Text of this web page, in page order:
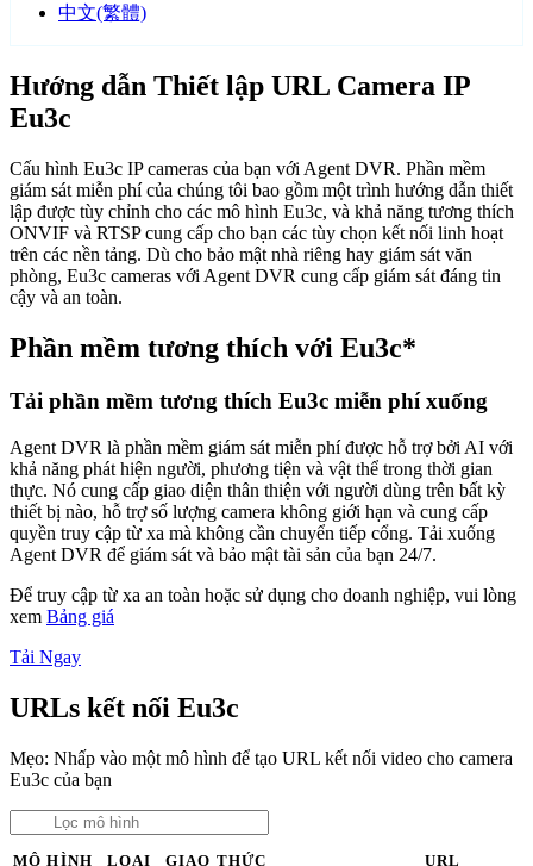
中文(繁體)
Hướng dẫn Thiết lập URL Camera IP
Eu3c
Cấu hình Eu3c IP cameras của bạn với Agent DVR. Phần mềm
giám sát miễn phí của chúng tôi bao gồm một trình hướng dẫn thiết
lập được tùy chỉnh cho các mô hình Eu3c, và khả năng tương thích
ONVIF và RTSP cung cấp cho bạn các tùy chọn kết nối linh hoạt
trên các nền tảng. Dù cho bảo mật nhà riêng hay giám sát văn
phòng, Eu3c cameras với Agent DVR cung cấp giám sát đáng tin
cậy và an toàn.
Phần mềm tương thích với Eu3c*
Tải phần mềm tương thích Eu3c miễn phí xuống
Agent DVR là phần mềm giám sát miễn phí được hỗ trợ bởi AI với
khả năng phát hiện người, phương tiện và vật thể trong thời gian
thực. Nó cung cấp giao diện thân thiện với người dùng trên bất kỳ
thiết bị nào, hỗ trợ số lượng camera không giới hạn và cung cấp
quyền truy cập từ xa mà không cần chuyển tiếp cổng. Tải xuống
Agent DVR để giám sát và bảo mật tài sản của bạn 24/7.
Để truy cập từ xa an toàn hoặc sử dụng cho doanh nghiệp, vui lòng
xem Bảng giá
Tải Ngay
URLs kết nối Eu3c
Mẹo: Nhấp vào một mô hình để tạo URL kết nối video cho camera
Eu3c của bạn
MÔ HÌNH LOẠI GIAO THỨC URL